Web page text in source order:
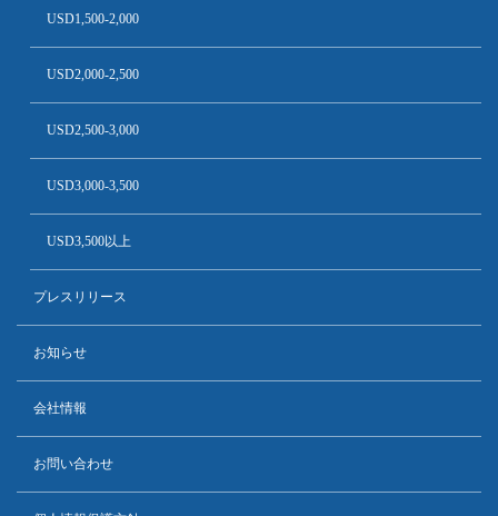
USD1,500-2,000
USD2,000-2,500
USD2,500-3,000
USD3,000-3,500
USD3,500以上
プレスリリース
お知らせ
会社情報
お問い合わせ